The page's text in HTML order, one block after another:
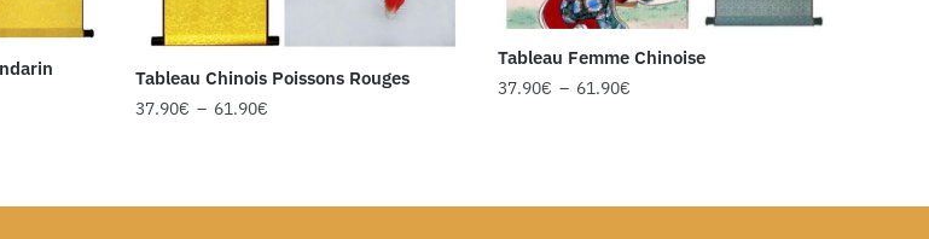
Tableau Chinois Poissons Rouges
37.90€ – 61.90€
Tableau Femme Chinoise
37.90€ – 61.90€